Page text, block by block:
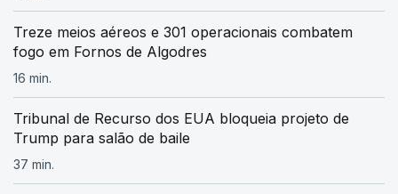
Treze meios aéreos e 301 operacionais combatem
fogo em Fornos de Algodres
16 min.
Tribunal de Recurso dos EUA bloqueia projeto de
Trump para salão de baile
37 min.